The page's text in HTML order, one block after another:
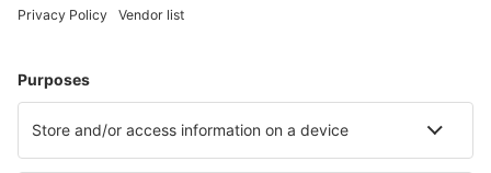
Unterkünfte in Großbritannien - Beliebte Städte
Unterkunft in Liverpool Unterkunft in London